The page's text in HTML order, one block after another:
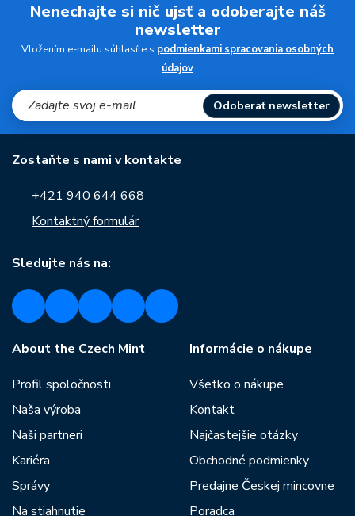
Nenechajte si nič ujsť a odoberajte náš
newsletter
Vložením e-mailu súhlasíte s podmienkami spracovania osobných
údajov
Odoberať newsletter
Zostaňte s nami v kontakte
+421 940 644 668
Kontaktný formulár
Sledujte nás na:
About the Czech Mint
Profil spoločnosti
Naša výroba
Naši partneri
Kariéra
Správy
Na stiahnutie
Informácie o nákupe
Všetko o nákupe
Kontakt
Najčastejšie otázky
Obchodné podmienky
Predajne Českej mincovne
Poradca